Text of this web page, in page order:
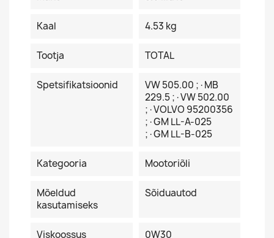
Kaal 4.53 kg
Tootja TOTAL
Spetsifikatsioonid
VW 505.00 ;·MB
229.5 ;·VW 502.00
;·VOLVO 95200356
;·GM LL-A-025
;·GM LL-B-025
Kategooria Mootoriõli
Mõeldud
kasutamiseks
Sõiduautod
Viskoossus 0W30